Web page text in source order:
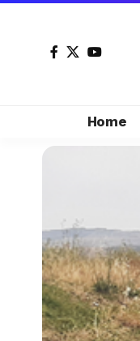
Home